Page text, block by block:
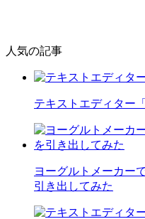
人気の記事
テキストエディター
ヨーグルトメーカー
引き出してみた